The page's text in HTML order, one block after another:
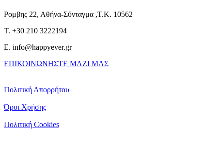
Ρομβης 22, Αθήνα-Σύνταγμα ,Τ.Κ. 10562
T. +30 210 3222194
E. info@happyever.gr
ΕΠΙΚΟΙΝΩΝΗΣΤΕ ΜΑΖΙ ΜΑΣ
Πολιτική Απορρήτου
Όροι Χρήσης
Πολιτική Cookies